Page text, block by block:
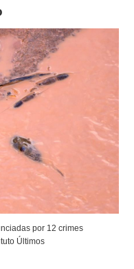
por 12 crimes
Últimos